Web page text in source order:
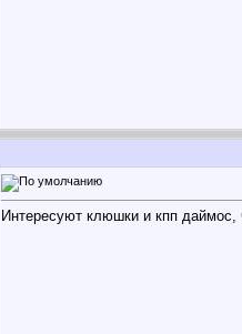
Интересуют клюшки и кпп даймос,